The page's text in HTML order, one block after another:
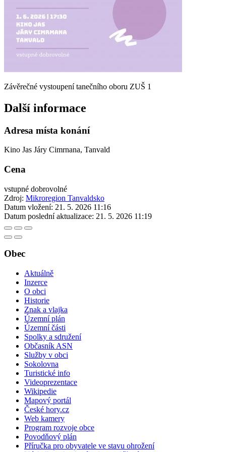
Závěrečné vystoupení tanečního oboru ZUŠ 1
Další informace
Adresa místa konání
Kino Jas Járy Cimrnana, Tanvald
Cena
vstupné dobrovolné
Zdroj: Mikroregion Tanvaldsko
Datum vložení: 21. 5. 2026 11:16
Datum poslední aktualizace: 21. 5. 2026 11:19
Obec
Aktuálně
Inzerce
O obci
Historie
Znak a vlajka
Územní plán
Územní části
Spolky a sdružení
Občasník ASN
Služby v obci
Sokolovna
Turistické info
Videoprezentace
Wikipedie
Mapový portál
České hory.cz
Web kamery
Program rozvoje obce
Povodňový plán
Příručka pro obyvatele ve stavu ohrožení